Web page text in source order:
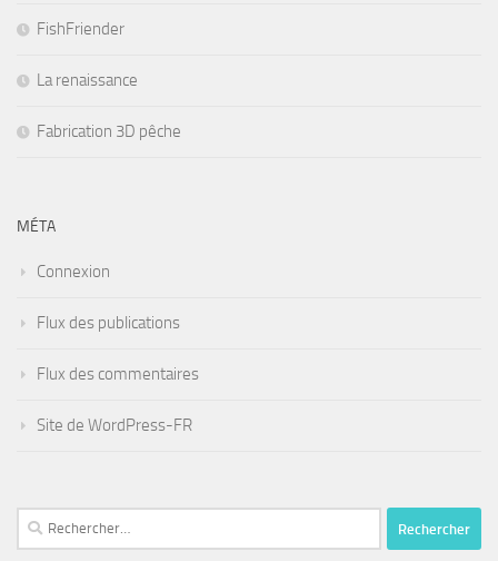
FishFriender
La renaissance
Fabrication 3D pêche
MÉTA
Connexion
Flux des publications
Flux des commentaires
Site de WordPress-FR
Rechercher :